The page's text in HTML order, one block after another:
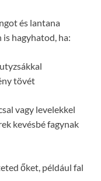
és lantana
hagyhatod, ha:
tövét
vagy levelekkel
kevésbé fagynak
őket, például fal